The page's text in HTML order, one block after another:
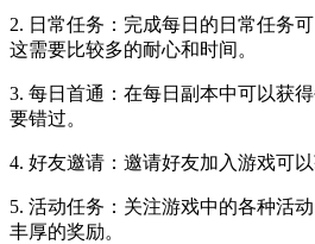
2. 日常任务：完成每日的日常任务
这需要比较多的耐心和时间。
3. 每日首通：在每日副本中可以获
要错过。
4. 好友邀请：邀请好友加入游戏可
5. 活动任务：关注游戏中的各种活
丰厚的奖励。